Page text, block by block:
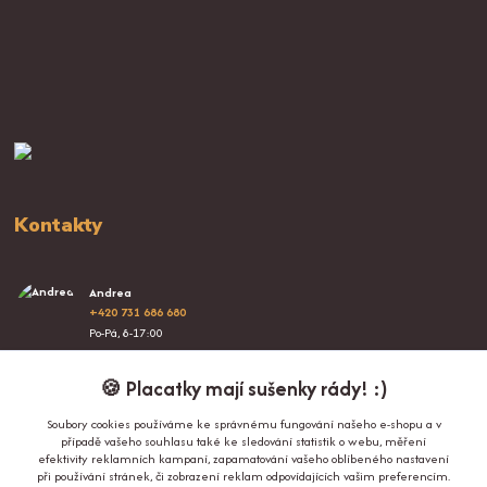
Kontakty
Andrea
+420 731 686 680
Po-Pá, 8-17:00
info@proplacatky.cz🍪 Placatky mají sušenky rády! :)
Soubory cookies používáme ke správnému fungování našeho e-shopu a v
případě vašeho souhlasu také ke sledování statistik o webu, měření
efektivity reklamních kampaní, zapamatování vašeho oblíbeného nastavení
při používání stránek, či zobrazení reklam odpovídajících vašim preferencím.